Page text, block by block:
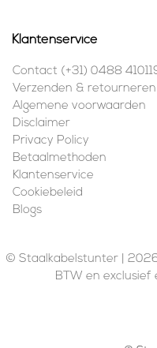
Klantenservice
Contact (+31) 0488
Verzenden & retourneren
Algemene voorwaarden
Disclaimer
Privacy Policy
Betaalmethoden
Klantenservice
Cookiebeleid
Blogs
© Staalkabelstunter | 2026
BTW en exclusief